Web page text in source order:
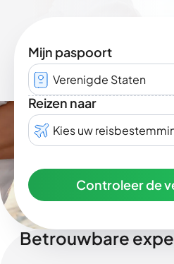
Mijn paspoort
Verenigde Staten
Reizen naar
Kies uw
Controleer de
Betrouwbare